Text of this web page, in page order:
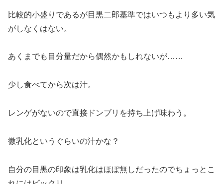
比較的小盛りであるが目黒二郎基準ではいつもより多い気
がしなくはない。
あくまでも目分量だから偶然かもしれないが……
少し食べてから次は汁。
レンゲがないので直接ドンブリを持ち上げ味わう。
微乳化というぐらいの汁かな？
自分の目黒の印象は乳化はほぼ無しだったのでちょっとこ